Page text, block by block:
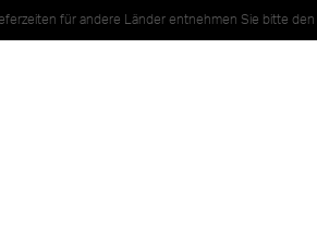
für andere Länder entnehmen Sie bitte den